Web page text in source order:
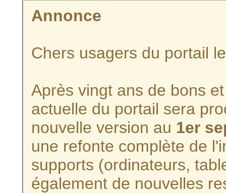
Annonce
Chers usagers du portail
Après vingt ans de bons
actuelle du portail sera
nouvelle version au 1er
une refonte complète de
supports (ordinateurs,
également de nouvelles